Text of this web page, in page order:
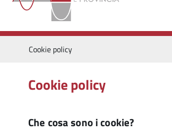
Cookie policy
Cookie policy
Che cosa sono i cookie?